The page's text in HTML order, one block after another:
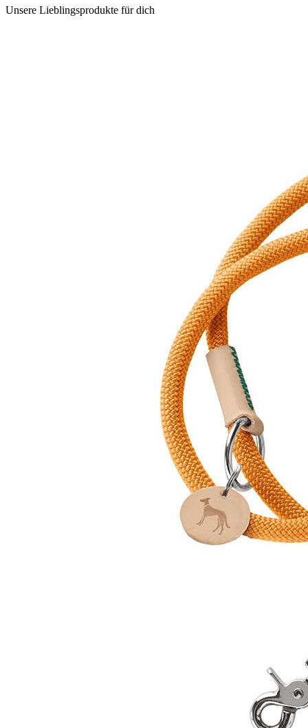
Unsere Lieblingsprodukte für dich